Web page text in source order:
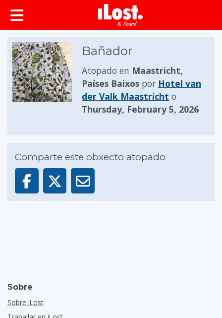
Bañador
Atopado en Maastricht,
Países Baixos por Hotel van
der Valk Maastricht o
Thursday, February 5, 2026
Comparte este obxecto atopado
Sobre
Sobre iLost